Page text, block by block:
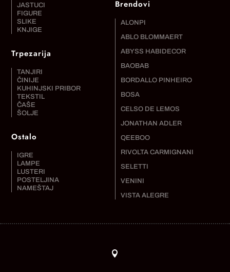
JASTUCI
FIGURE
SLIKE
KNJIGE
Trpezarija
TANJIRI
ČINIJE
KUHINJSKI PRIBOR
TEKSTIL
ČAŠE
ŠOLJE
Ostalo
IGRE
LAMPE
LUSTERI
POSTELJINA
NAMEŠTAJ
Brendovi
ALONPI
ABLO BLOMMAERT
ABYSS HABIDECOR
BAOBAB
BORDALLO PINHEIRO
BOSA
CELSO DE LEMOS
JONATHAN ADLER
QEEBOO
RIVOLTA CARMIGNANI
SELETTI
VENINI
VISTA ALEGRE
